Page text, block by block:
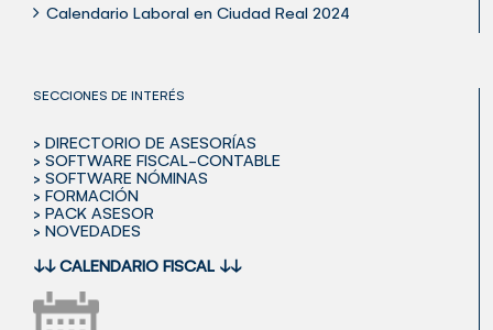
Calendario Laboral en Ciudad Real 2024
SECCIONES DE INTERÉS
> DIRECTORIO DE ASESORÍAS
> SOFTWARE FISCAL-CONTABLE
> SOFTWARE NÓMINAS
> FORMACIÓN
> PACK ASESOR
> NOVEDADES
↓↓ CALENDARIO FISCAL ↓↓